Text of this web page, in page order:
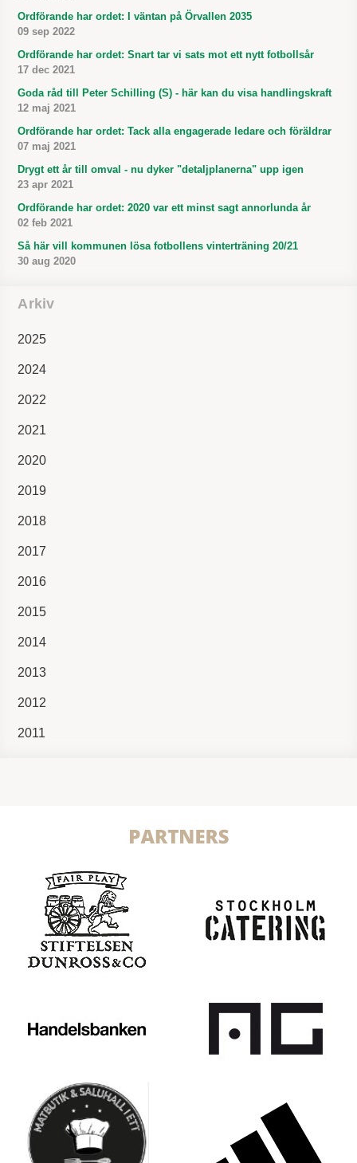
Ordförande har ordet: I väntan på Örvallen 2035
09 sep 2022
Ordförande har ordet: Snart tar vi sats mot ett nytt fotbollsår
17 dec 2021
Goda råd till Peter Schilling (S) - här kan du visa handlingskraft
12 maj 2021
Ordförande har ordet: Tack alla engagerade ledare och föräldrar
07 maj 2021
Drygt ett år till omval - nu dyker "detaljplanerna" upp igen
23 apr 2021
Ordförande har ordet: 2020 var ett minst sagt annorlunda år
02 feb 2021
Så här vill kommunen lösa fotbollens vinterträning 20/21
30 aug 2020
Arkiv
2025
2024
2022
2021
2020
2019
2018
2017
2016
2015
2014
2013
2012
2011